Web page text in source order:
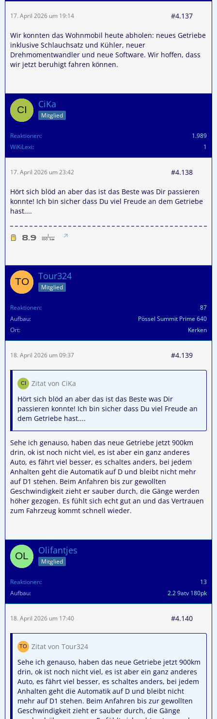
17. April 2026 um 19:14 #4.137
Wir konnten das Wohnmobil heute abholen: neues Getriebe
inklusive Schlauchsatz und Kühler, neuer
Drehmomentwandler und neue Software. Wir hoffen, dass
wir jetzt beruhigt fahren können.
CiKa
Mitglied
Reaktionen
1.989
WiKiLexi
1
17. April 2026 um 23:42 #4.138
Hört sich blöd an aber das ist das Beste was Dir passieren
konnte! Ich bin sicher dass Du viel Freude an dem Getriebe
hast....
Tour324
Mitglied
Reaktionen
87
Aufbau
Pössel Summit Prime 640
Ort
Kerken
18. April 2026 um 09:37 #4.139
Zitat von CiKa
Hört sich blöd an aber das ist das Beste was Dir
passieren konnte! Ich bin sicher dass Du viel Freude an
dem Getriebe hast....
Sehe ich genauso, haben das neue Getriebe jetzt 900km
drin, ok ist noch nicht viel, es ist aber ein ganz anderes
Auto, es fährt viel besser, es schaltes anders, bei jedem
Anhalten geht die Automatik auf D und bleibt nicht mehr
auf D1 stehen. Beim Anfahren bis zur gewollten
Geschwindigkeit zieht er sauber durch, die Gänge werden
höher gezogen. Es fühlt sich echt gut an und das Vertrauen
zum Fahrzeug kommt schnell wieder.
Olifantjes
Mitglied
Reaktionen
13
Aufbau
2.2 9atv 180pk
18. April 2026 um 17:40 #4.140
Zitat von Tour324
Sehe ich genauso, haben das neue Getriebe jetzt 900km
drin, ok ist noch nicht viel, es ist aber ein ganz anderes
Auto, es fährt viel besser, es schaltes anders, bei jedem
Anhalten geht die Automatik auf D und bleibt nicht
mehr auf D1 stehen. Beim Anfahren bis zur gewollten
Geschwindigkeit zieht er sauber durch, die Gänge